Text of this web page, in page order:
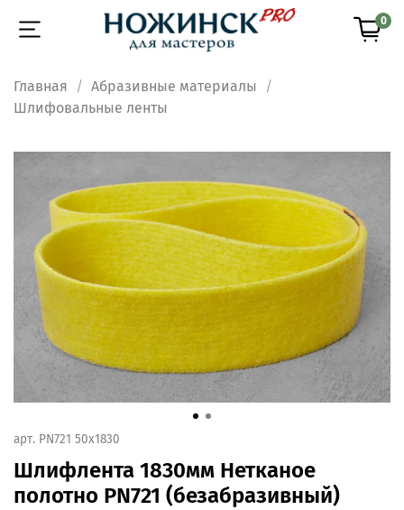
0
Главная
Абразивные материалы
Шлифовальные ленты
арт. PN721 50x1830
Шлифлента 1830мм Нетканое
полотно PN721 (безабразивный)